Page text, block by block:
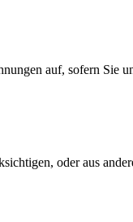
auf, sofern Sie
oder aus